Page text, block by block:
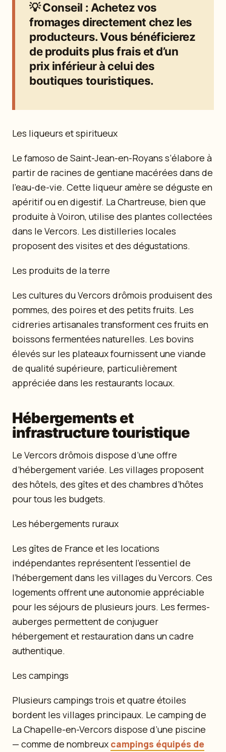
💡Conseil : Achetez vos
fromages directement chez les
producteurs. Vous bénéficierez
de produits plus frais et d’un
prix inférieur à celui des
boutiques touristiques.
Les liqueurs et spiritueux
Le famoso de Saint-Jean-en-Royans s’élabore à
partir de racines de gentiane macérées dans de
l’eau-de-vie. Cette liqueur amère se déguste en
apéritif ou en digestif. La Chartreuse, bien que
produite à Voiron, utilise des plantes collectées
dans le Vercors. Les distilleries locales
proposent des visites et des dégustations.
Les produits de la terre
Les cultures du Vercors drômois produisent des
pommes, des poires et des petits fruits. Les
cidreries artisanales transforment ces fruits en
boissons fermentées naturelles. Les bovins
élevés sur les plateaux fournissent une viande
de qualité supérieure, particulièrement
appréciée dans les restaurants locaux.
Hébergements et
infrastructure touristique
Le Vercors drômois dispose d’une offre
d’hébergement variée. Les villages proposent
des hôtels, des gîtes et des chambres d’hôtes
pour tous les budgets.
Les hébergements ruraux
Les gîtes de France et les locations
indépendantes représentent l’essentiel de
l’hébergement dans les villages du Vercors. Ces
logements offrent une autonomie appréciable
pour les séjours de plusieurs jours. Les fermes-
auberges permettent de conjuguer
hébergement et restauration dans un cadre
authentique.
Les campings
Plusieurs campings trois et quatre étoiles
bordent les villages principaux. Le camping de
La Chapelle-en-Vercors dispose d’une piscine
— comme de nombreux campings équipés de